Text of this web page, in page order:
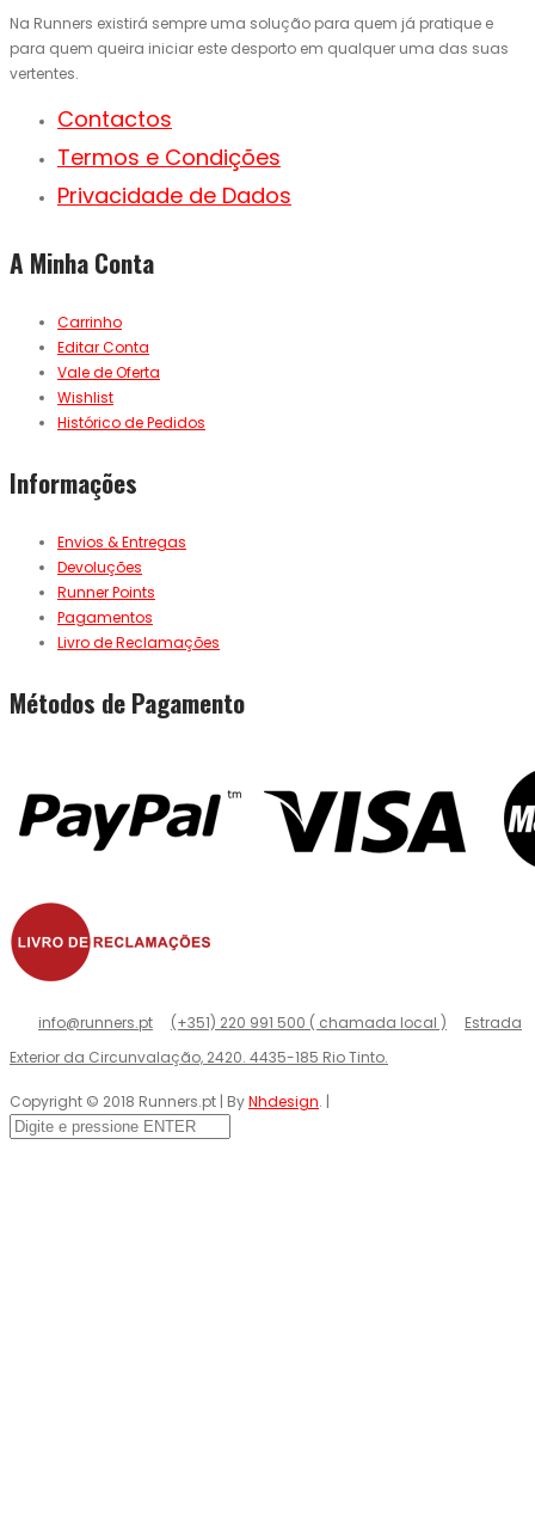
Na Runners existirá sempre uma solução para quem já pratique e
para quem queira iniciar este desporto em qualquer uma das suas
vertentes.
Contactos
Termos e Condições
Privacidade de Dados
A Minha Conta
Carrinho
Editar Conta
Vale de Oferta
Wishlist
Histórico de Pedidos
Informações
Envios & Entregas
Devoluções
Runner Points
Pagamentos
Livro de Reclamações
Métodos de Pagamento
info@runners.pt (+351) 220 991 500 ( chamada local )
Estrada
Exterior da Circunvalação, 2420. 4435-185 Rio Tinto.
Copyright © 2018 Runners.pt | ByNhdesign. |